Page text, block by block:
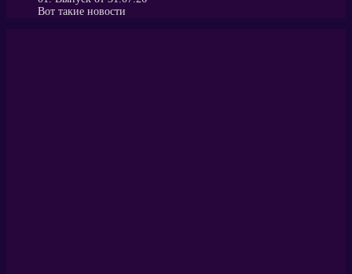
Вот такие новости